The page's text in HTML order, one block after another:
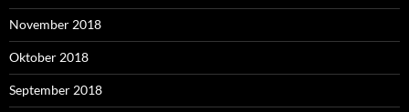
November 2018
Oktober 2018
September 2018